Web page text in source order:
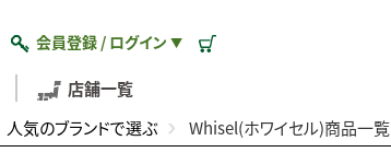
会員登録 / ログイン ▼
店舗一覧
人気のブランドで選ぶ Whisel(ホワイセル)商品一覧